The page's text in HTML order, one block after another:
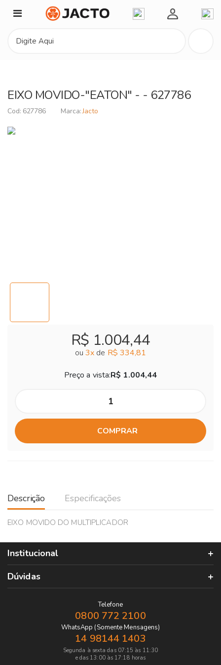
Minha Conta
EIXO MOVIDO-"EATON" - - 627786
627786 Jacto
R$ 1.004,44
ou 3x de R$ 334,81
Preço a vista:R$ 1.004,44
COMPRAR
Descrição Especificações
EIXO MOVIDO DO MULTIPLICADOR
Institucional
Dúvidas
Telefone
0800 772 2100
WhatsApp (Somente Mensagens)
14 98144 1403
Segunda à sexta das 07:15 às 11:30
e das 13:00 às 17:18 horas